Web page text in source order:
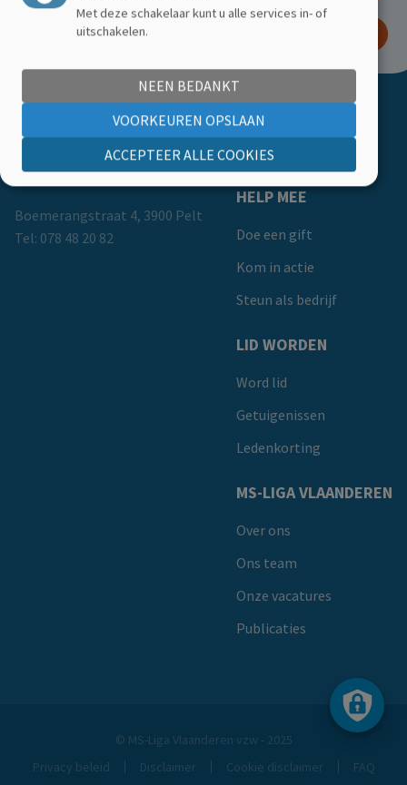
Boemerangstraat 4, 3900 Pelt
Tel: 078 48 20 82
Doormat
ACTIVITEITEN
Kalender
HELP MEE
Doe een gift
Kom in actie
Steun als bedrijf
LID WORDEN
Word lid
Getuigenissen
Ledenkorting
MS-LIGA VLAANDEREN
Over ons
Ons team
Onze vacatures
Publicaties
Footer
© MS-Liga Vlaanderen vzw - 2025
Privacy beleid
Disclaimer Cookie disclaimer FAQ
Met deze schakelaar kunt u alle services in- of
uitschakelen.
NEEN BEDANKT
VOORKEUREN OPSLAAN
ACCEPTEER ALLE COOKIES